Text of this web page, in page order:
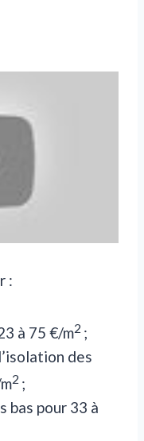
:
à 75 €/m2 ;
des
2 ;
bas pour 33 à